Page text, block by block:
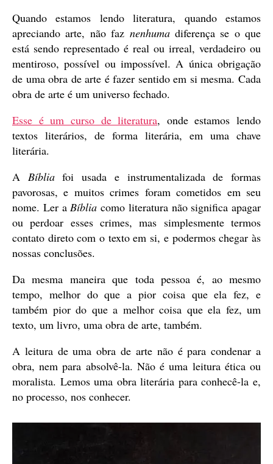
Quando estamos lendo literatura, quando estamos
apreciando arte, não faz nenhuma diferença se o que
está sendo representado é real ou irreal, verdadeiro ou
mentiroso, possível ou impossível. A única obrigação
de uma obra de arte é fazer sentido em si mesma. Cada
obra de arte é um universo fechado.
Esse é um curso de literatura, onde estamos lendo
textos literários, de forma literária, em uma chave
literária.
A Bíbliafoi usada e instrumentalizada de formas
pavorosas, e muitos crimes foram cometidos em seu
nome. Ler aBíblia como literatura não significa apagar
ou perdoar esses crimes, mas simplesmente termos
contato direto com o texto em si, e podermos chegar às
nossas conclusões.
Da mesma maneira que toda pessoa é, ao mesmo
tempo, melhor do que a pior coisa que ela fez, e
também pior do que a melhor coisa que ela fez, um
texto, um livro, uma obra de arte, também.
A leitura de uma obra de arte não é para condenar a
obra, nem para absolvê-la. Não é uma leitura ética ou
moralista. Lemos uma obra literária para conhecê-la e,
no processo, nos conhecer.